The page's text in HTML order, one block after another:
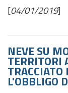
[04/01/2019]
NEVE SU
TERRITORI
L'OBBLIGO